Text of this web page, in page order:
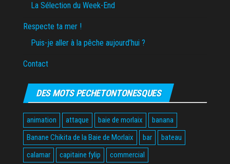
La Sélection du Week-End
Respecte ta mer !
Puis-je aller à la pêche aujourd’hui ?
Contact
DES MOTS PECHETONTONESQUES
animation attaque baie de morlaix
banana
Banane Chikita de la Baie de Morlaix
bar
bateau
calamar
capitaine fylip
commercial